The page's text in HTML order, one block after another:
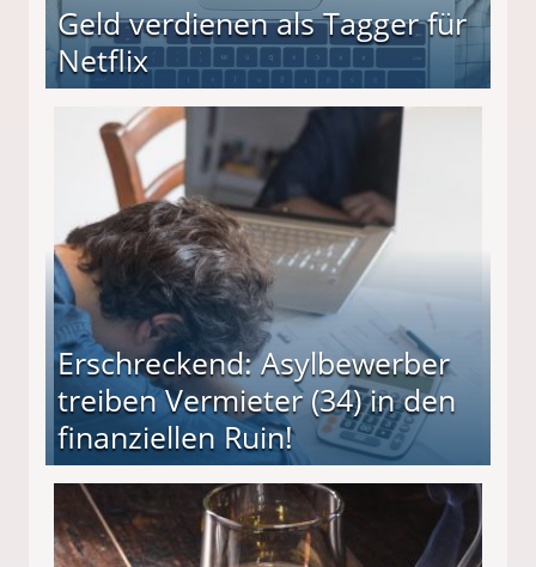
Geld verdienen als Tagger für
Netflix
Erschreckend: Asylbewerber
treiben Vermieter (34) in den
finanziellen Ruin!
(34) in den finanziellen Ruin!